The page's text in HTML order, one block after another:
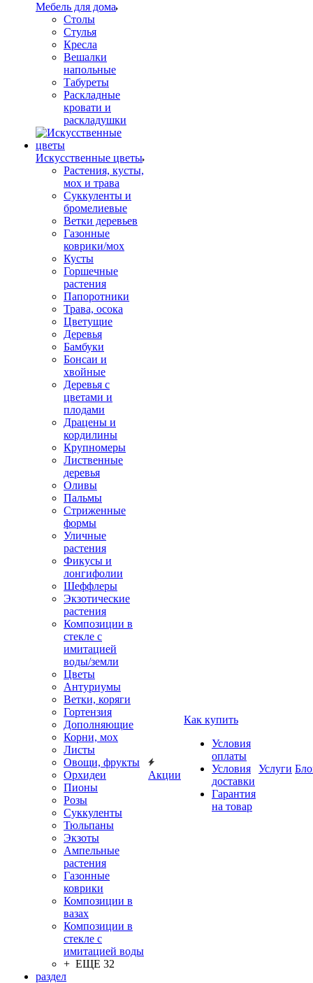
Мебель для дома
Столы
Стулья
Кресла
Вешалки
напольные
Табуреты
Раскладные
кровати и
раскладушки
Искусственные цветы
Растения, кусты,
мох и трава
Суккуленты и
бромелиевые
Ветки деревьев
Газонные
коврики/мох
Кусты
Горшечные
растения
Папоротники
Трава, осока
Цветущие
Деревья
Бамбуки
Бонсаи и
хвойные
Деревья с
цветами и
плодами
Драцены и
кордилины
Крупномеры
Лиственные
деревья
Оливы
Пальмы
Стриженные
формы
Уличные
растения
Фикусы и
лонгифолии
Шеффлеры
Экзотические
растения
Композиции в
стекле с
имитацией
воды/земли
Цветы
Антуриумы
Ветки, коряги
Гортензия
Дополняющие
Корни, мох
Листы
Овощи, фрукты
Орхидеи
Пионы
Розы
Суккуленты
Тюльпаны
Экзоты
Ампельные
растения
Газонные
коврики
Композиции в
вазах
Композиции в
стекле с
имитацией воды
+ ЕЩЕ 32
раздел
Акции
Как купить
Условия
оплаты
Условия
доставки
Гарантия
на товар
Услуги